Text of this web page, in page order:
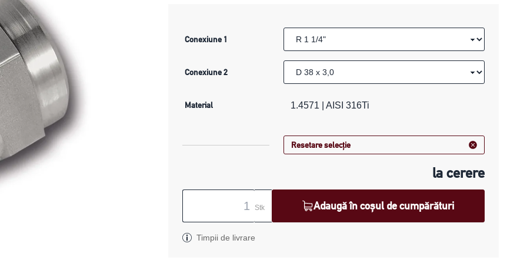
Conexiune 1
Conexiune 2
Material 1.4571 | AISI 316Ti
Resetare selecție
la cerere
Stk Adaugă în coșul de cumpărături
Timpii de livrare